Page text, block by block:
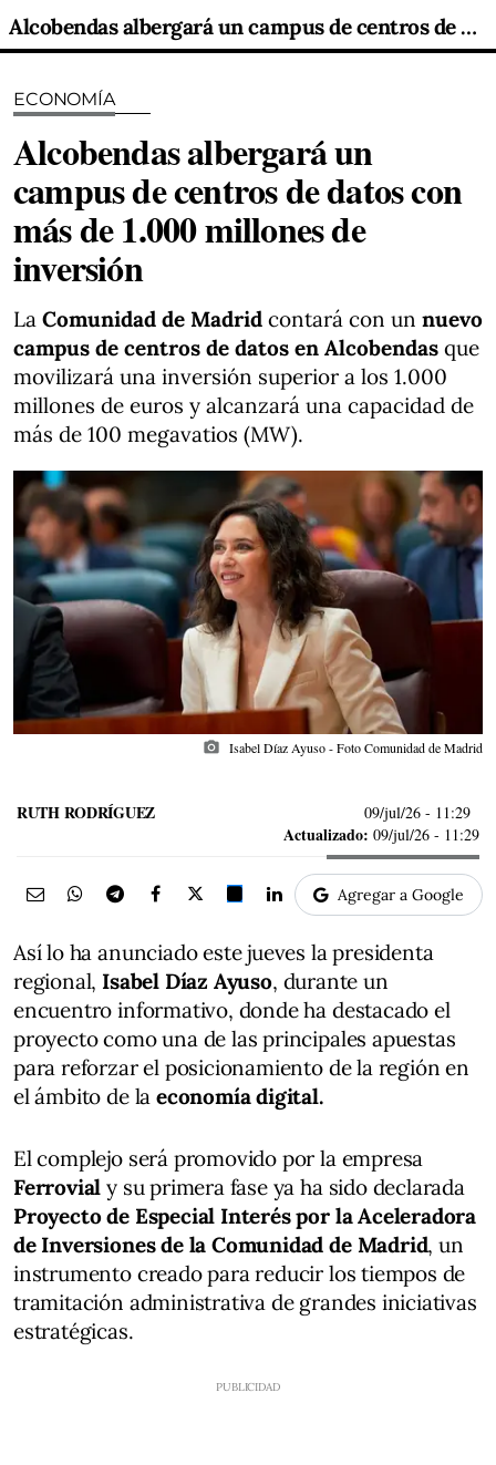
Alcobendas albergará un campus de centros de datos con más de 1.000 millones de inversión
ECONOMÍA
Alcobendas albergará un
campus de centros de datos con
más de 1.000 millones de
inversión
La Comunidad de Madrid contará con un nuevo
campus de centros de datos en Alcobendas que
movilizará una inversión superior a los 1.000
millones de euros y alcanzará una capacidad de
más de 100 megavatios (MW).
photo_camera Isabel Díaz Ayuso - Foto Comunidad de Madrid
RUTH RODRÍGUEZ 09/jul/26 - 11:29
Actualizado: 09/jul/26 - 11:29
Agregar a Google
Así lo ha anunciado este jueves la presidenta
regional, Isabel Díaz Ayuso, durante un
encuentro informativo, donde ha destacado el
proyecto como una de las principales apuestas
para reforzar el posicionamiento de la región en
el ámbito de la economía digital.
El complejo será promovido por la empresa
Ferrovial y su primera fase ya ha sido declarada
Proyecto de Especial Interés por la Aceleradora
de Inversiones de la Comunidad de Madrid, un
instrumento creado para reducir los tiempos de
tramitación administrativa de grandes iniciativas
estratégicas.